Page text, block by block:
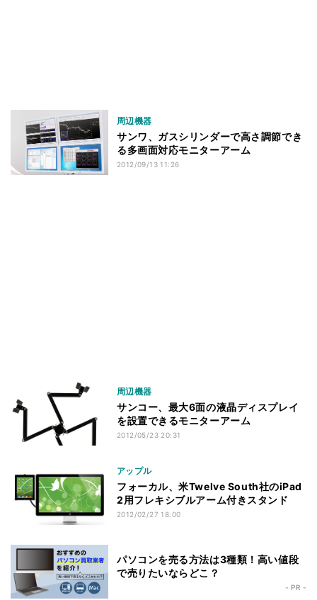
周辺機器
サンワ、ガスシリンダーで高さ調節でき
る多画面対応モニターアーム
2012/09/13 11:26
周辺機器
サンコー、最大6面の液晶ディスプレイ
を設置できるモニターアーム
2012/05/23 20:31
アップル
フォーカル、米Twelve South社のiPad
2用フレキシブルアーム付きスタンド
2012/02/27 18:00
パソコンを売る方法は3種類！高い値段
で売りたいならどこ？
- PR -